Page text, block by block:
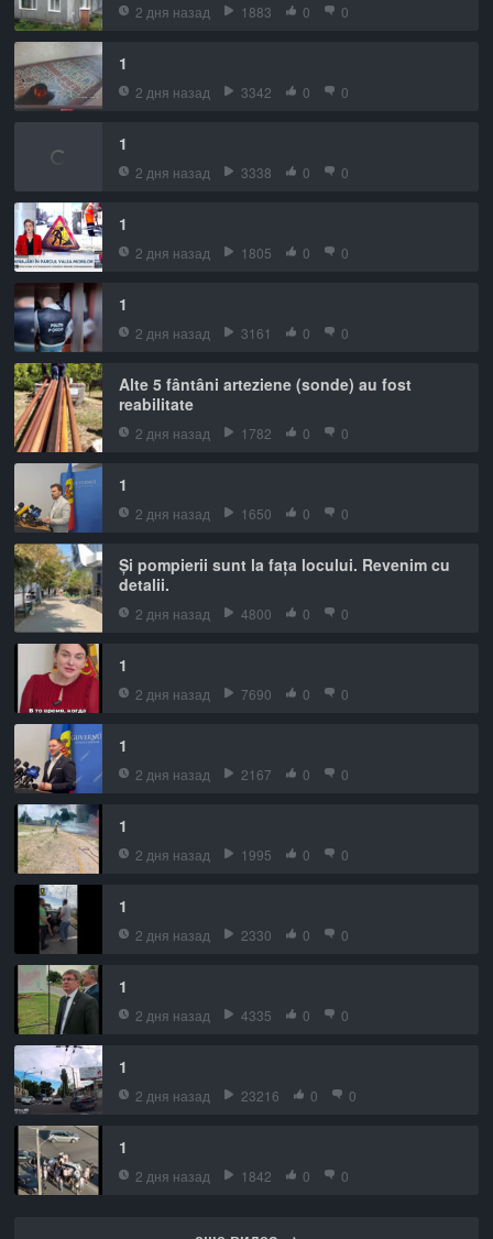
2 дня назад 1883 0 0
1
2 дня назад 3342 0 0
1
2 дня назад 3338 0 0
1
2 дня назад 1805 0 0
1
2 дня назад 3161 0 0
Alte 5 fântâni arteziene (sonde) au fost
reabilitate
2 дня назад 1782 0 0
1
2 дня назад 1650 0 0
Și pompierii sunt la fața locului. Revenim cu
detalii.
2 дня назад 4800 0 0
1
2 дня назад 7690 0 0
1
2 дня назад 2167 0 0
1
2 дня назад 1995 0 0
1
2 дня назад 2330 0 0
1
2 дня назад 4335 0 0
1
2 дня назад 23216 0 0
1
2 дня назад 1842 0 0